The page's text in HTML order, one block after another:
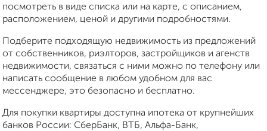
посмотреть в виде списка или на карте, с описанием,
расположением, ценой и другими подробностями.
Подберите подходящую недвижимость из предложений
от собственников, риэлторов, застройщиков и агенств
недвижимости, связаться с ними можно по телефону или
написать сообщение в любом удобном для вас
мессенджере, это безопасно и бесплатно.
Для покупки квартиры доступна ипотека от крупнейших
банков России: СберБанк, ВТБ, Альфа-Банк,